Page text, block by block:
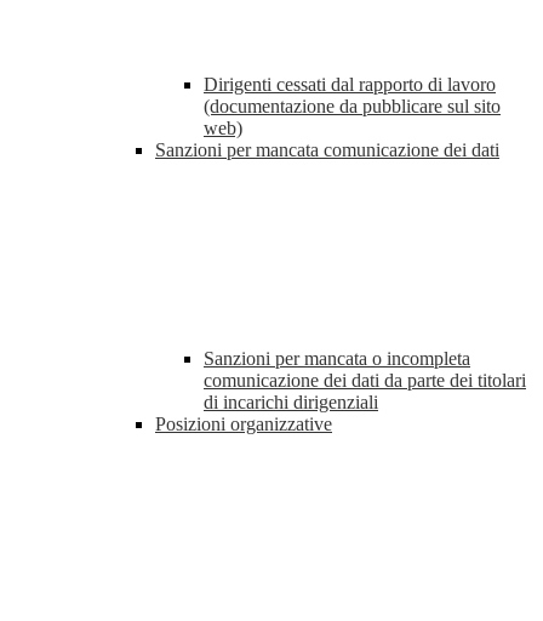
Dirigenti cessati dal rapporto di lavoro
(documentazione da pubblicare sul sito
web)
Sanzioni per mancata comunicazione dei dati
Sanzioni per mancata o incompleta
comunicazione dei dati da parte dei titolari
di incarichi dirigenziali
Posizioni organizzative